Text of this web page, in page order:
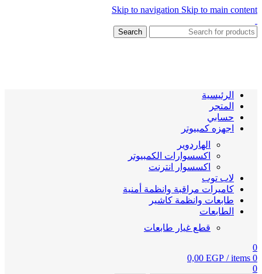
Skip to navigation Skip to main content
Search
الرئيسية
المتجر
حسابي
اجهزه كمبيوتر
الهاردوير
اكسسوارات الكمبيوتر
اكسسوار انترنت
لاب توب
كاميرات مراقبة وانظمة أمنية
طابعات وانظمة كاشير
الطابعات
قطع غيار طابعات
0
0
items
/
0,00 EGP
0